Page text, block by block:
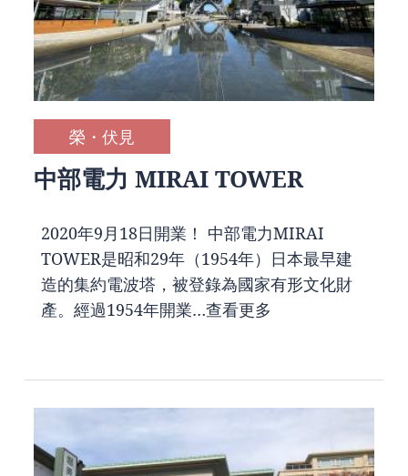
榮・伏見
中部電力 MIRAI TOWER
2020年9月18日開業！ 中部電力MIRAI
TOWER是昭和29年（1954年）日本最早建
造的集約電波塔，被登錄為國家有形文化財
產。經過1954年開業…查看更多